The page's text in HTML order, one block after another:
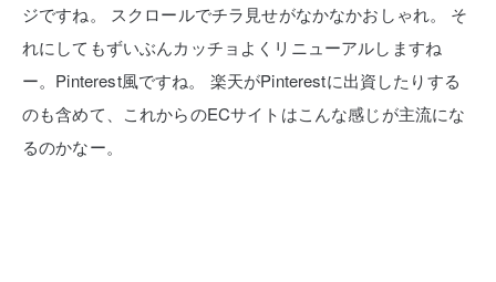
ジですね。
スクロールでチラ見せがなかなかおしゃれ。
そ
れにしてもずいぶんカッチョよくリニューアルしますね
ー。Pinterest風ですね。
楽天がPinterestに出資したりする
のも含めて、これからのECサイトはこんな感じが主流にな
るのかなー。